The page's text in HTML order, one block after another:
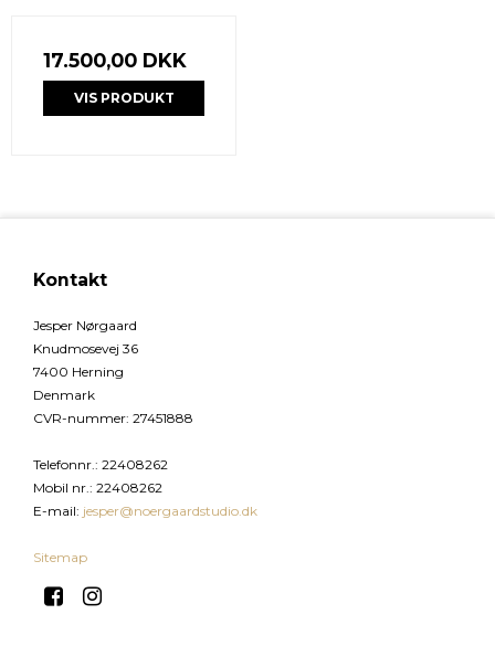
17.500,00 DKK
VIS PRODUKT
Kontakt
Jesper Nørgaard
Knudmosevej 36
7400 Herning
Denmark
CVR-nummer: 27451888
Telefonnr. : 22408262
Mobil nr. : 22408262
E-mail: jesper@noergaardstudio.dk
Sitemap